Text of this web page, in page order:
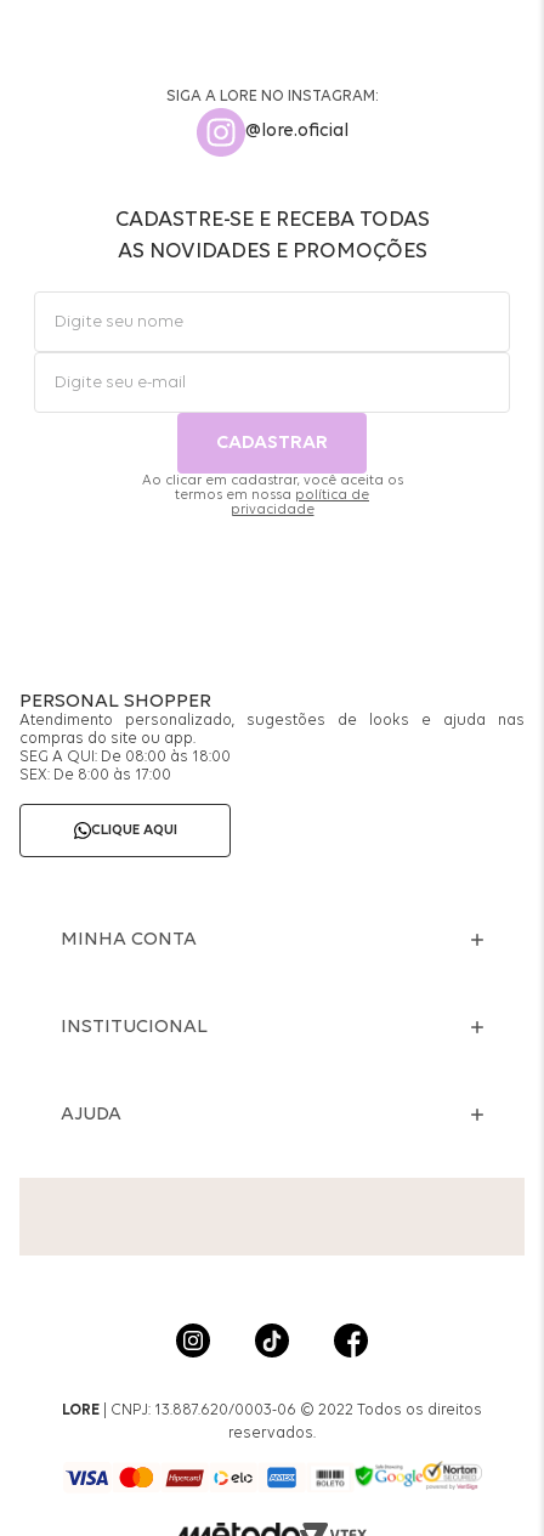
SIGA A LORE NO INSTAGRAM:
@lore.oficial
CADASTRE-SE E RECEBA TODAS
AS NOVIDADES E PROMOÇÕES
CADASTRAR
Ao clicar em cadastrar, você aceita os
termos em nossa política de
privacidade
PERSONAL SHOPPER
Atendimento personalizado, sugestões de looks e ajuda nas
compras do site ou app.
SEG A QUI: De 08:00 às 18:00
SEX: De 8:00 às 17:00
CLIQUE AQUI
MINHA CONTA
INSTITUCIONAL
AJUDA
LORE | CNPJ: 13.887.620/0003-06 © 2022 Todos os direitos
reservados.